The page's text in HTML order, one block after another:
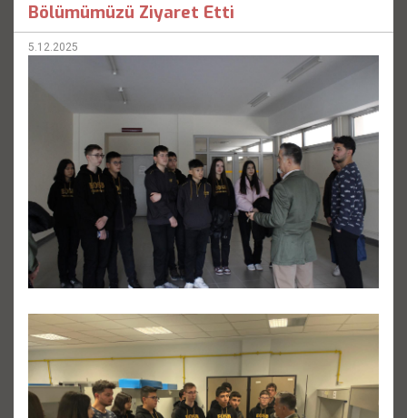
Bölümümüzü Ziyaret Etti
5.12.2025